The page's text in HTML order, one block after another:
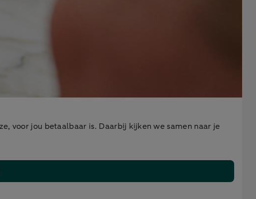
voor jou betaalbaar is. Daarbij kijken we samen naar je